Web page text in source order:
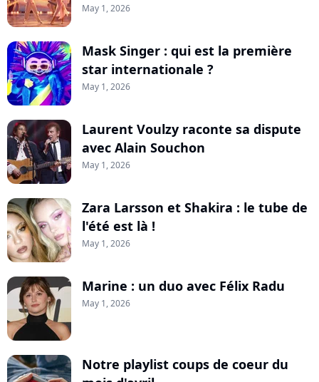
May 1, 2026
Mask Singer : qui est la première
star internationale ?
May 1, 2026
Laurent Voulzy raconte sa dispute
avec Alain Souchon
May 1, 2026
Zara Larsson et Shakira : le tube de
l'été est là !
May 1, 2026
Marine : un duo avec Félix Radu
May 1, 2026
Notre playlist coups de coeur du